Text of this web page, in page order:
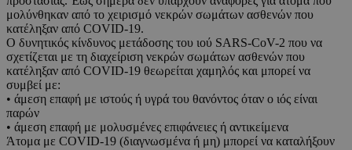
μολύνθηκαν από το χειρισμό νεκρών σωμάτων ασθενών που
κατέληξαν από COVID-19.
Ο δυνητικός κίνδυνος μετάδοσης του ιού SARS-CoV-2 που να
σχετίζεται με τη διαχείριση νεκρών σωμάτων ασθενών που
κατέληξαν από COVID-19 θεωρείται χαμηλός και μπορεί να
συμβεί με:
• άμεση επαφή με ιστούς ή υγρά του θανόντος όταν ο ιός είναι
παρών
• άμεση επαφή με μολυσμένες επιφάνειες ή αντικείμενα
Άτομα με COVID-19 (διαγνωσμένα ή μη) μπορεί να καταλήξουν